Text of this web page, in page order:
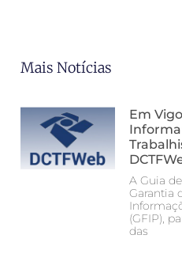
Mais Notícias
Em
A Guia
Garantia
(GFIP),
das